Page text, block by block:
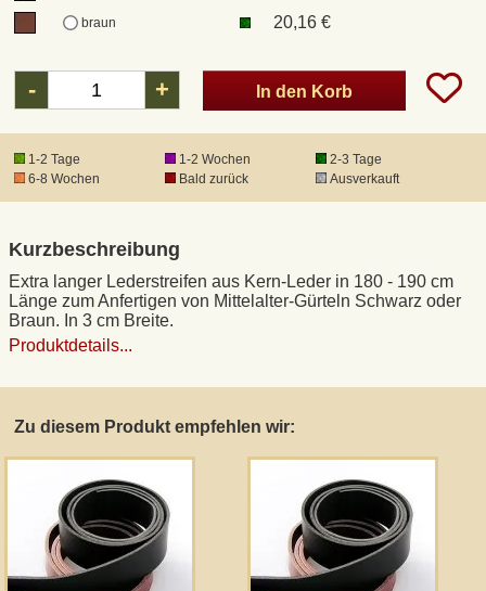
braun 20,16 €
- + In den Korb
1-2 Tage 1-2 Wochen
2-3 Tage
6-8 Wochen
Bald zurück Ausverkauft
Kurzbeschreibung
Extra langer Lederstreifen aus Kern-Leder in 180 - 190 cm
Länge zum Anfertigen von Mittelalter-Gürteln Schwarz oder
Braun. In 3 cm Breite.
Produktdetails...
Zu diesem Produkt empfehlen wir: